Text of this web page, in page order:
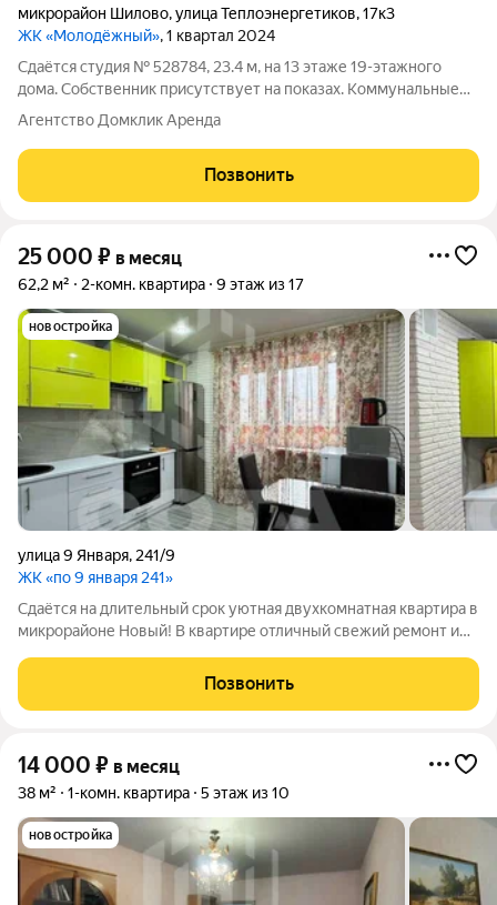
микрорайон Шилово,улица Теплоэнергетиков,17к3
ЖК «Молодёжный», 1 квартал 2024
Сдаётся студия № 528784, 23.4 м, на 13 этаже 19-этажного
дома. Собственник присутствует на показах. Коммунальные
платежи оплачиваются отдельно. Счетчики оплачиваются
отдельно. По условиям проживания: можно с детьми, можно с
питомцами. Срок
Агентство Домклик Аренда
Позвонить
25 000 ₽ в месяц
62,2 м² 2-комн. квартира 9 этаж из 17
новостройка
улица 9 Января, 241/9
ЖК «по 9 января 241»
Сдаётся на длительный срок уютная двухкомнатная квартира в
микрорайоне Новый! В квартире отличный свежий ремонт и
необходимое для проживания и даже больше! Холодильник,
микроволновка,
Позвонить
14 000 ₽ в месяц
38 м² 1-комн. квартира 5 этаж из 10
новостройка